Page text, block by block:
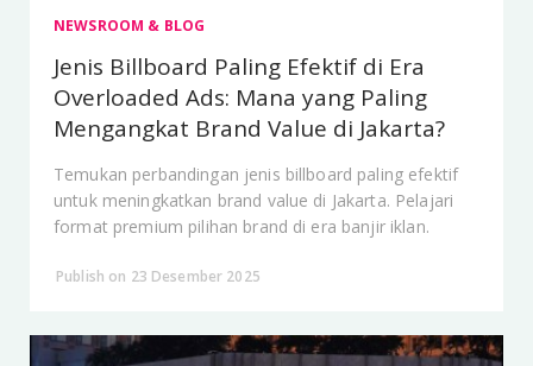
NEWSROOM & BLOG
Jenis Billboard Paling Efektif di Era
Overloaded Ads: Mana yang Paling
Mengangkat Brand Value di Jakarta?
Temukan perbandingan jenis billboard paling efektif
untuk meningkatkan brand value di Jakarta. Pelajari
format premium pilihan brand di era banjir iklan.
Publish on 23 Desember 2025